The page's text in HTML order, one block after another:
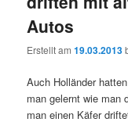
Autos
Erstellt am19.03.2013
Auch Holländer
man gelernt wie man
man einen Käfer